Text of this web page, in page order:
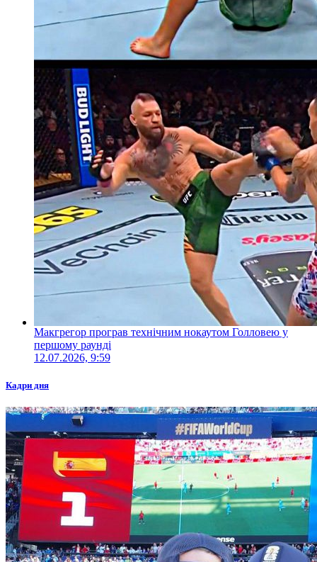
Макгрегор програв технічним нокаутом Голловею у
першому раунді
12.07.2026, 9:59
Кадри дня